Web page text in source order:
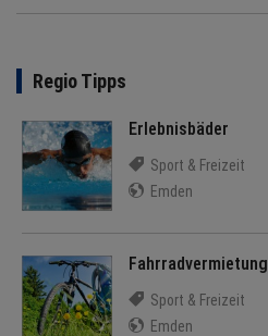
Regio Tipps
Erlebnisbäder
Sport & Freizeit
Emden
Fahrradvermietung
Sport & Freizeit
Emden